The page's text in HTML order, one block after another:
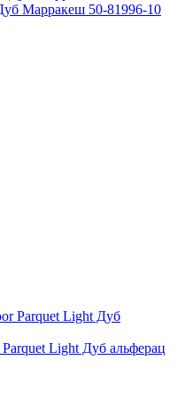
Марракеш 50-81996-10
Light Дуб альферац